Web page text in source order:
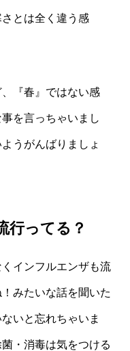
とは全く違う感
『春』ではない感
を言っちゃいまし
うがんばりましょ
行ってる？
インフルエンザも流
みたいな話を聞いた
いと忘れちゃいま
・消毒は気をつける